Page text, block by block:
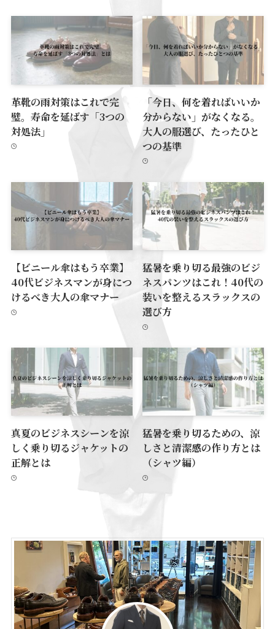
革靴の雨対策はこれで完
璧。寿命を延ばす「3つの
対処法」
「今日、何を着ればいいか
分からない」がなくなる。
大人の服選び、たったひと
つの基準
【ビニール傘はもう卒業】
40代ビジネスマンが身につ
けるべき大人の傘マナー
猛暑を乗り切る最強のビジ
ネスパンツはこれ！40代の
装いを整えるスラックスの
選び方
真夏のビジネスシーンを涼
しく乗り切るジャケットの
正解とは
猛暑を乗り切るための、涼
しさと清潔感の作り方とは
（シャツ編）